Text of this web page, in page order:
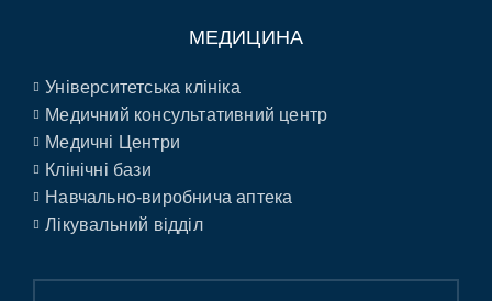
МЕДИЦИНА
Університетська клініка
Медичний консультативний центр
Медичні Центри
Клінічні бази
Навчально-виробнича аптека
Лікувальний відділ